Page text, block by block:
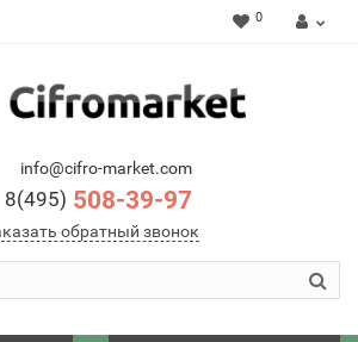
0
info@cifro-market.com
8(495) 508-39-97
обратный звонок